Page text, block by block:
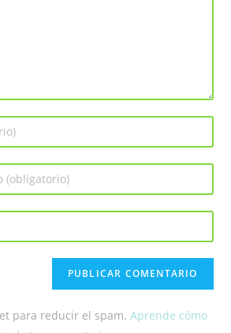
para reducir el spam.Aprende cómo